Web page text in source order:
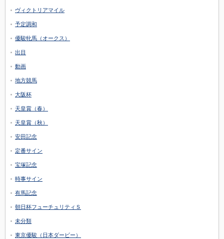
ヴィクトリアマイル
予定調和
優駿牝馬（オークス）
出目
動画
地方競馬
大阪杯
天皇賞（春）
天皇賞（秋）
安田記念
定番サイン
宝塚記念
時事サイン
有馬記念
朝日杯フューチュリティＳ
未分類
東京優駿（日本ダービー）